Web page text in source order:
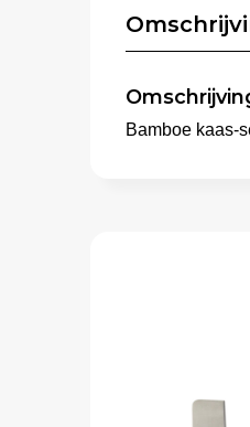
Bamboe kaas-